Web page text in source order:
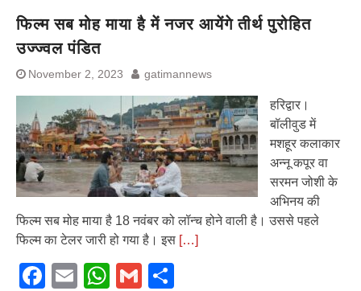
फिल्म सब मोह माया है में नजर आयेंगे तीर्थ पुरोहित
उज्ज्वल पंडित
November 2, 2023 gatimannews
हरिद्वार।
बॉलीवुड में
मशहूर कलाकार
अन्नू कपूर वा
सरमन जोशी के
अभिनय की
फिल्म सब मोह माया है 18 नवंबर को लॉन्च होने वाली है। उससे पहले
फिल्म का टेलर जारी हो गया है। इस […]
Facebook
EmailWhatsApp
Gmail